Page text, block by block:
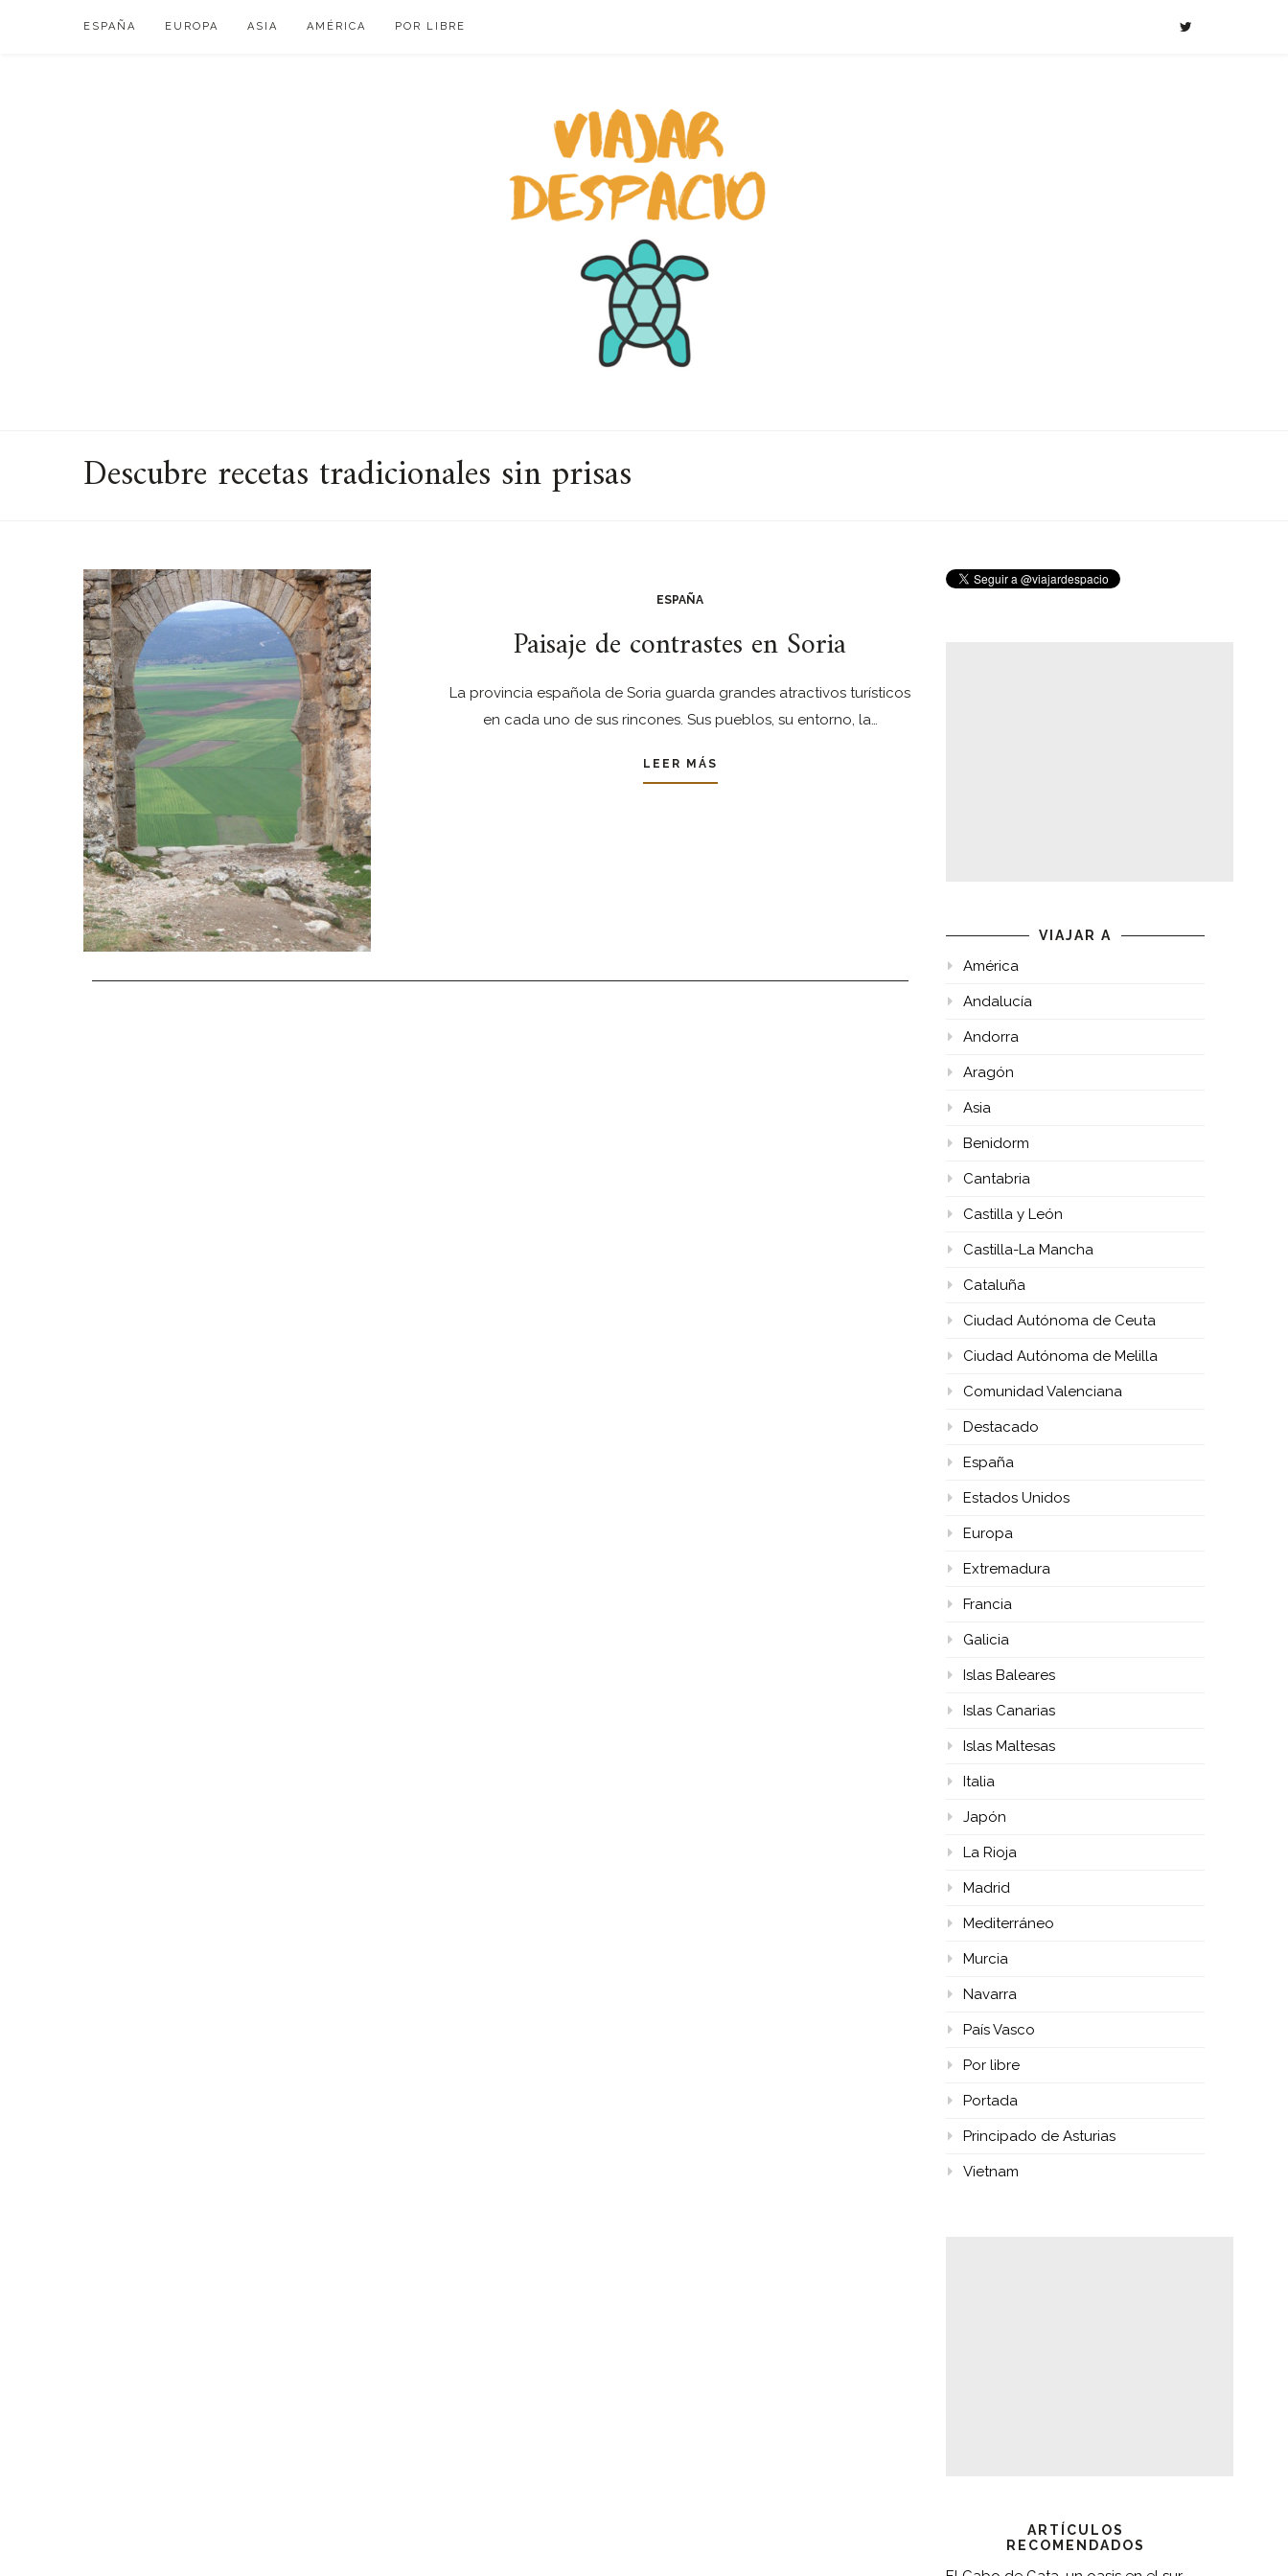
ESPAÑA EUROPA ASIA AMÉRICA POR LIBRE
Descubre recetas tradicionales sin prisas
ESPAÑA
Paisaje de contrastes en Soria
La provincia española de Soria guarda grandes atractivos turísticos
en cada uno de sus rincones. Sus pueblos, su entorno, la…
LEER MÁS
VIAJAR A
América
Andalucía
Andorra
Aragón
Asia
Benidorm
Cantabria
Castilla y León
Castilla-La Mancha
Cataluña
Ciudad Autónoma de Ceuta
Ciudad Autónoma de Melilla
Comunidad Valenciana
Destacado
España
Estados Unidos
Europa
Extremadura
Francia
Galicia
Islas Baleares
Islas Canarias
Islas Maltesas
Italia
Japón
La Rioja
Madrid
Mediterráneo
Murcia
Navarra
País Vasco
Por libre
Portada
Principado de Asturias
Vietnam
ARTÍCULOS
RECOMENDADOS